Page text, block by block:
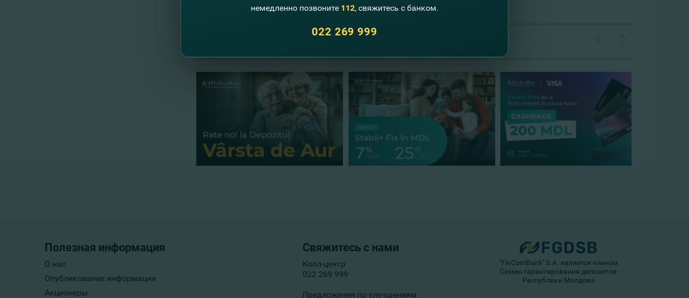
Другие новости
Полезная информация
О нас
Опубликование информации
Акционеры
Свяжитесь с нами
Колл-центр
022 269 999
Предложения по улучшениям
"FinComBank" S.A. является членом
Схемы гарантирования депозитов
Республики Молдова
немедленно позвоните 112, свяжитесь с банком.
022 269 999